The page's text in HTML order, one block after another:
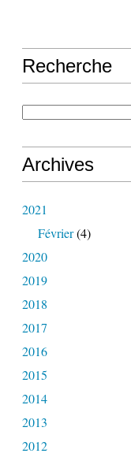
Recherche
Archives
2021
Février(4)
2020
2019
2018
2017
2016
2015
2014
2013
2012